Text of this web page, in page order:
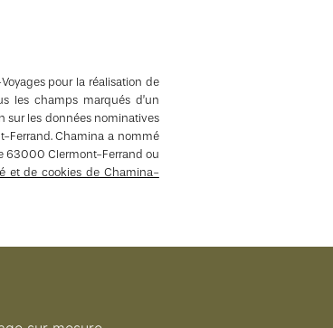
pour la réalisation de
les champs marqués d’un
sur les données nominatives
Ferrand. Chamina a nommé
63000 Clermont-Ferrand ou
et de cookies de Chamina-